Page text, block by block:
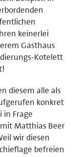
keinerlei
Gasthaus
Kotelett
diesem alle als
konkret
in Frage
Matthias Beer
wir diesen
befreien